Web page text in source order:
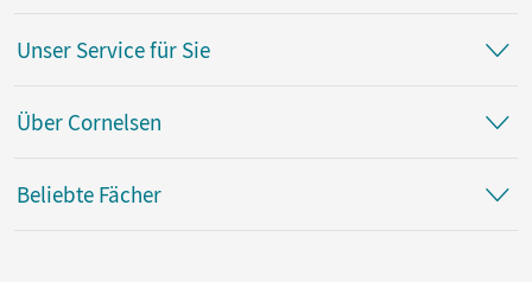
Unser Service für Sie
Über Cornelsen
Beliebte Fächer